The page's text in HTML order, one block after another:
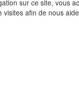
sur ce site, vous
visites afin de nous